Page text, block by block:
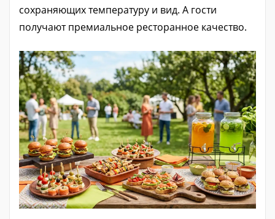
сохраняющих температуру и вид. А гости
получают премиальное ресторанное качество.